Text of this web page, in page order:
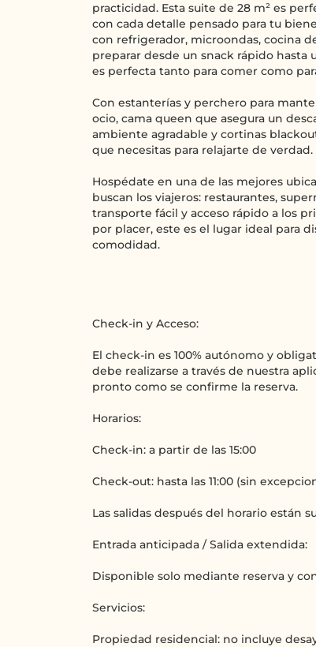
practicidad. Esta suite de 28 m² es
con cada detalle pensado para tu
con refrigerador, microondas, cocina
preparar desde un snack rápido hasta
es perfecta tanto para comer como
Con estanterías y perchero para
ocio, cama queen que asegura un
ambiente agradable y cortinas
que necesitas para relajarte de verdad.
Hospédate en una de las mejores
buscan los viajeros: restaurantes,
transporte fácil y acceso rápido a los
por placer, este es el lugar ideal para
comodidad.
Check-in y Acceso:
El check-in es 100% autónomo y
debe realizarse a través de nuestra
pronto como se confirme la reserva.
Horarios:
Check-in: a partir de las 15:00
Check-out: hasta las 11:00 (sin
Las salidas después del horario están
Entrada anticipada / Salida extendida:
Disponible solo mediante reserva y
Servicios:
Propiedad residencial: no incluye